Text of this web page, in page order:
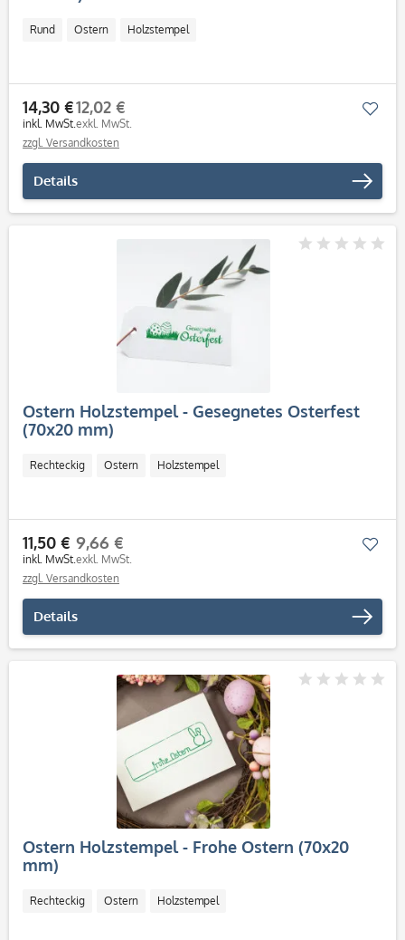
Rund Ostern Holzstempel
14,30 €
inkl. MwSt.
12,02 €
exkl. MwSt.
zzgl. Versandkosten
Details
Ostern Holzstempel - Gesegnetes Osterfest
(70x20 mm)
Rechteckig Ostern Holzstempel
11,50 €
inkl. MwSt.
9,66 €
exkl. MwSt.
zzgl. Versandkosten
Details
Ostern Holzstempel - Frohe Ostern (70x20
mm)
Rechteckig Ostern Holzstempel